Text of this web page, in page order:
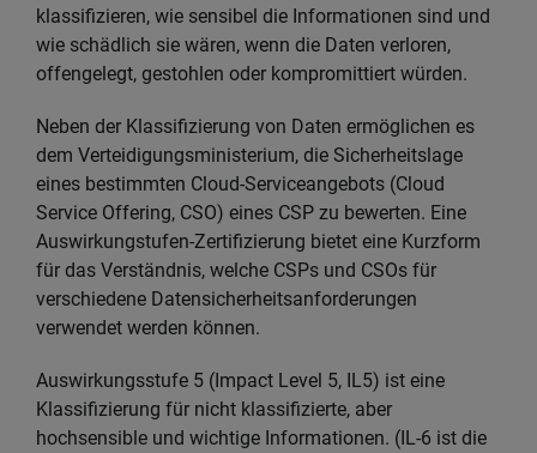
klassifizieren, wie sensibel die Informationen sind und
wie schädlich sie wären, wenn die Daten verloren,
offengelegt, gestohlen oder kompromittiert würden.
Neben der Klassifizierung von Daten ermöglichen es
dem Verteidigungsministerium, die Sicherheitslage
eines bestimmten Cloud-Serviceangebots (Cloud
Service Offering, CSO) eines CSP zu bewerten. Eine
Auswirkungstufen-Zertifizierung bietet eine Kurzform
für das Verständnis, welche CSPs und CSOs für
verschiedene Datensicherheitsanforderungen
verwendet werden können.
Auswirkungsstufe 5 (Impact Level 5, IL5) ist eine
Klassifizierung für nicht klassifizierte, aber
hochsensible und wichtige Informationen. (IL-6 ist die